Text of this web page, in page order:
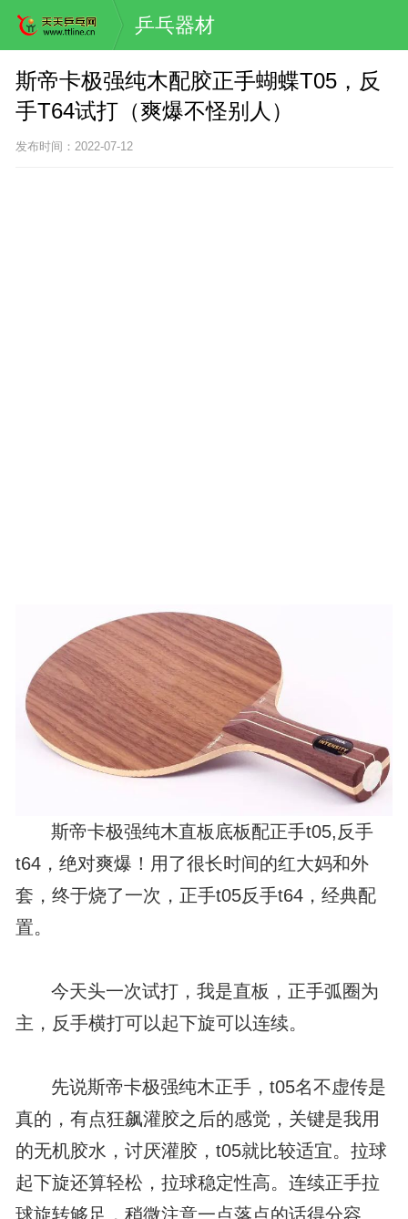
乒乓器材
斯帝卡极强纯木配胶正手蝴蝶T05，反
手T64试打（爽爆不怪别人）
发布时间：2022-07-12
斯帝卡极强纯木直板底板配正手t05,反手
t64，绝对爽爆！用了很长时间的红大妈和外
套，终于烧了一次，正手t05反手t64，经典配
置。
今天头一次试打，我是直板，正手弧圈为
主，反手横打可以起下旋可以连续。
先说斯帝卡极强纯木正手，t05名不虚传是
真的，有点狂飙灌胶之后的感觉，关键是我用
的无机胶水，讨厌灌胶，t05就比较适宜。拉球
起下旋还算轻松，拉球稳定性高。连续正手拉
球旋转够足，稍微注意一点落点的话得分容